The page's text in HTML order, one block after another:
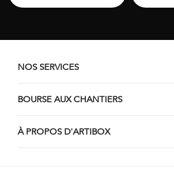
NOS SERVICES
BOURSE AUX CHANTIERS
À PROPOS D'ARTIBOX